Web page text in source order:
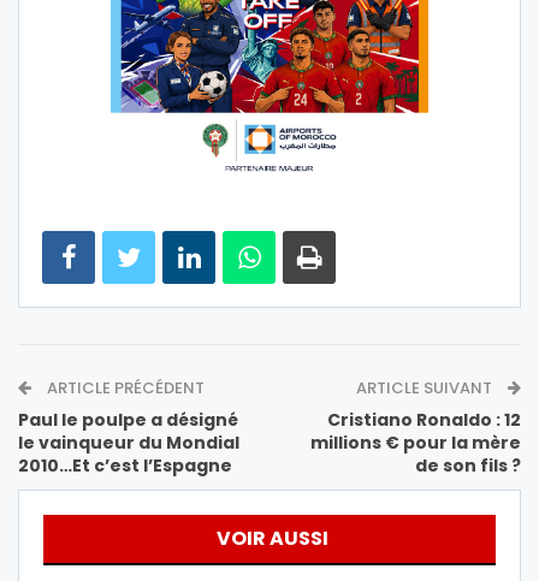
ARTICLE PRÉCÉDENT
Paul le poulpe a désigné
le vainqueur du Mondial
2010…Et c’est l’Espagne
ARTICLE SUIVANT
Cristiano Ronaldo : 12
millions € pour la mère
de son fils ?
VOIR AUSSI